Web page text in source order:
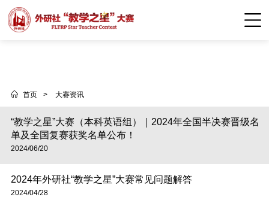
首页 > 大赛资讯
“教学之星”大赛（本科英语组）｜2024年全国半决赛晋级名
单及全国复赛获奖名单公布！
2024/06/20
2024年外研社“教学之星”大赛常见问题解答
2024/04/28